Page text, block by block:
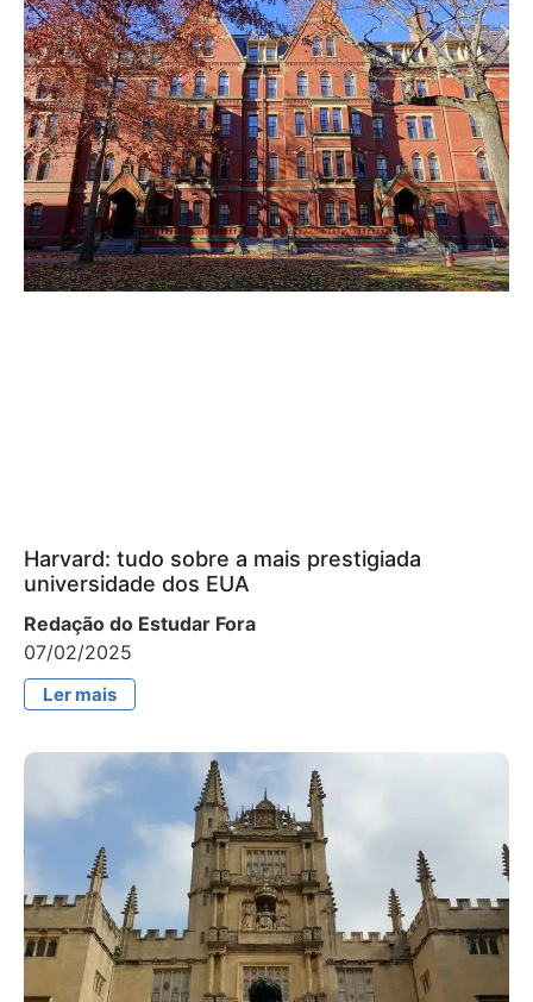
Harvard: tudo sobre a mais prestigiada
universidade dos EUA
Redação do Estudar Fora
07/02/2025
Ler mais